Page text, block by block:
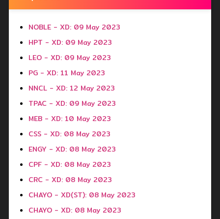
NOBLE - XD: 09 May 2023
HPT - XD: 09 May 2023
LEO - XD: 09 May 2023
PG - XD: 11 May 2023
NNCL - XD: 12 May 2023
TPAC - XD: 09 May 2023
MEB - XD: 10 May 2023
CSS - XD: 08 May 2023
ENGY - XD: 08 May 2023
CPF - XD: 08 May 2023
CRC - XD: 08 May 2023
CHAYO - XD(ST): 08 May 2023
CHAYO - XD: 08 May 2023